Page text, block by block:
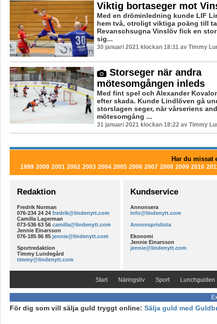
Viktig bortaseger mot
Med en dröminledning kunde LIF
hem två, otroligt viktiga poäng till
Revanschsugna Vinslöv fick en
sig...
30 januari 2021 klockan 18:11 av Timmy
Storseger när andra
mötesomgången inleds
Med fint spel och Alexander
efter skada. Kunde Lindlöven gå
storslagen seger, när vårseriens
mötesomgång ...
31 januari 2021 klockan 18:22 av Timmy
Har du missat
1999 2000 2001 2002 2003 2004 2005 2006 2007 2008 2009 2010
Redaktion
Fredrik Norman
076-234 24 24 fredrik@lindenytt.com
Camilla Lagerman
073-536 63 56 camilla@lindenytt.com
Jennie Einarsson
076-185 86 85 jennie@lindenytt.com
Sportredaktion
Timmy Lundegård
timmy@lindenytt.com
Kundservice
Annonsera
info@lindenytt.com
Annonsprislista
Ekonomi
Jennie Einarsson
jennie@lindenytt.com
Start Näringsliv Sport Lunchguiden
För dig som vill sälja guld tryggt online: Sälja guld med